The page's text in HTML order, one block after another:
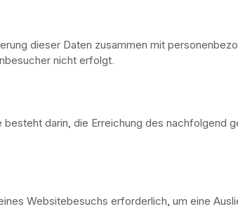
dieser Daten zusammen mit
nicht erfolgt.
darin, die Erreichung des nachfolgend
Websitebesuchs erforderlich, um eine